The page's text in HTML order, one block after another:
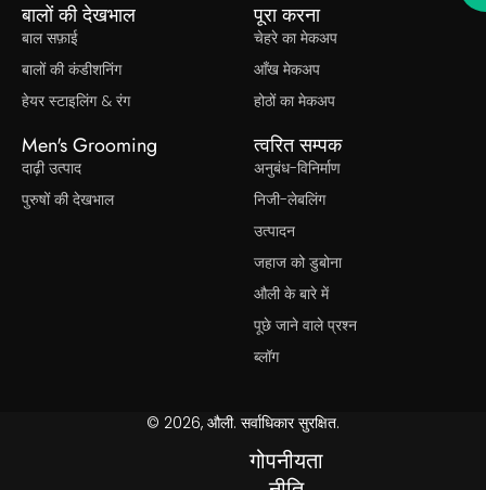
बालों की देखभाल
बाल सफ़ाई
बालों की कंडीशनिंग
हेयर स्टाइलिंग & रंग
पूरा करना
चेहरे का मेकअप
आँख मेकअप
होठों का मेकअप
Men's Grooming
दाढ़ी उत्पाद
पुरुषों की देखभाल
त्वरित सम्पक
अनुबंध-विनिर्माण
निजी-लेबलिंग
उत्पादन
जहाज को डुबोना
औली के बारे में
पूछे जाने वाले प्रश्न
ब्लॉग
© 2026, औली. सर्वाधिकार सुरक्षित.
गोपनीयता